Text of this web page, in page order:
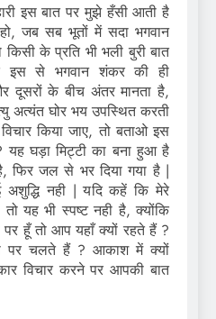
इस बात पर मुझे हँसी आती है
जब सब भूतों में सदा भगवान
के प्रति भी भली बुरी बात
इस से भगवान शंकर की ही
दूसरों के बीच अंतर मानता है,
अत्यंत घोर भय उपस्थित करती
किया जाए, तो बताओ इस
घड़ा मिट्‍टी का बना हुआ है
फिर जल से भर दिया गया है |
नही | यदि कहें कि मेरे
यह भी स्पष्ट नही है, क्योंकि
हूँ तो आप यहाँ क्यों रहते हैं ?
पर चलते हैं ? आकाश में क्यों
विचार करने पर आपकी बात